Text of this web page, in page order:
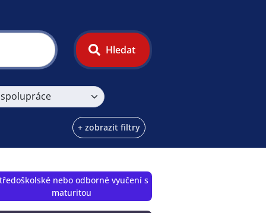
Hledat
+ zobrazit filtry
nebo odborné vyučení s
maturitou